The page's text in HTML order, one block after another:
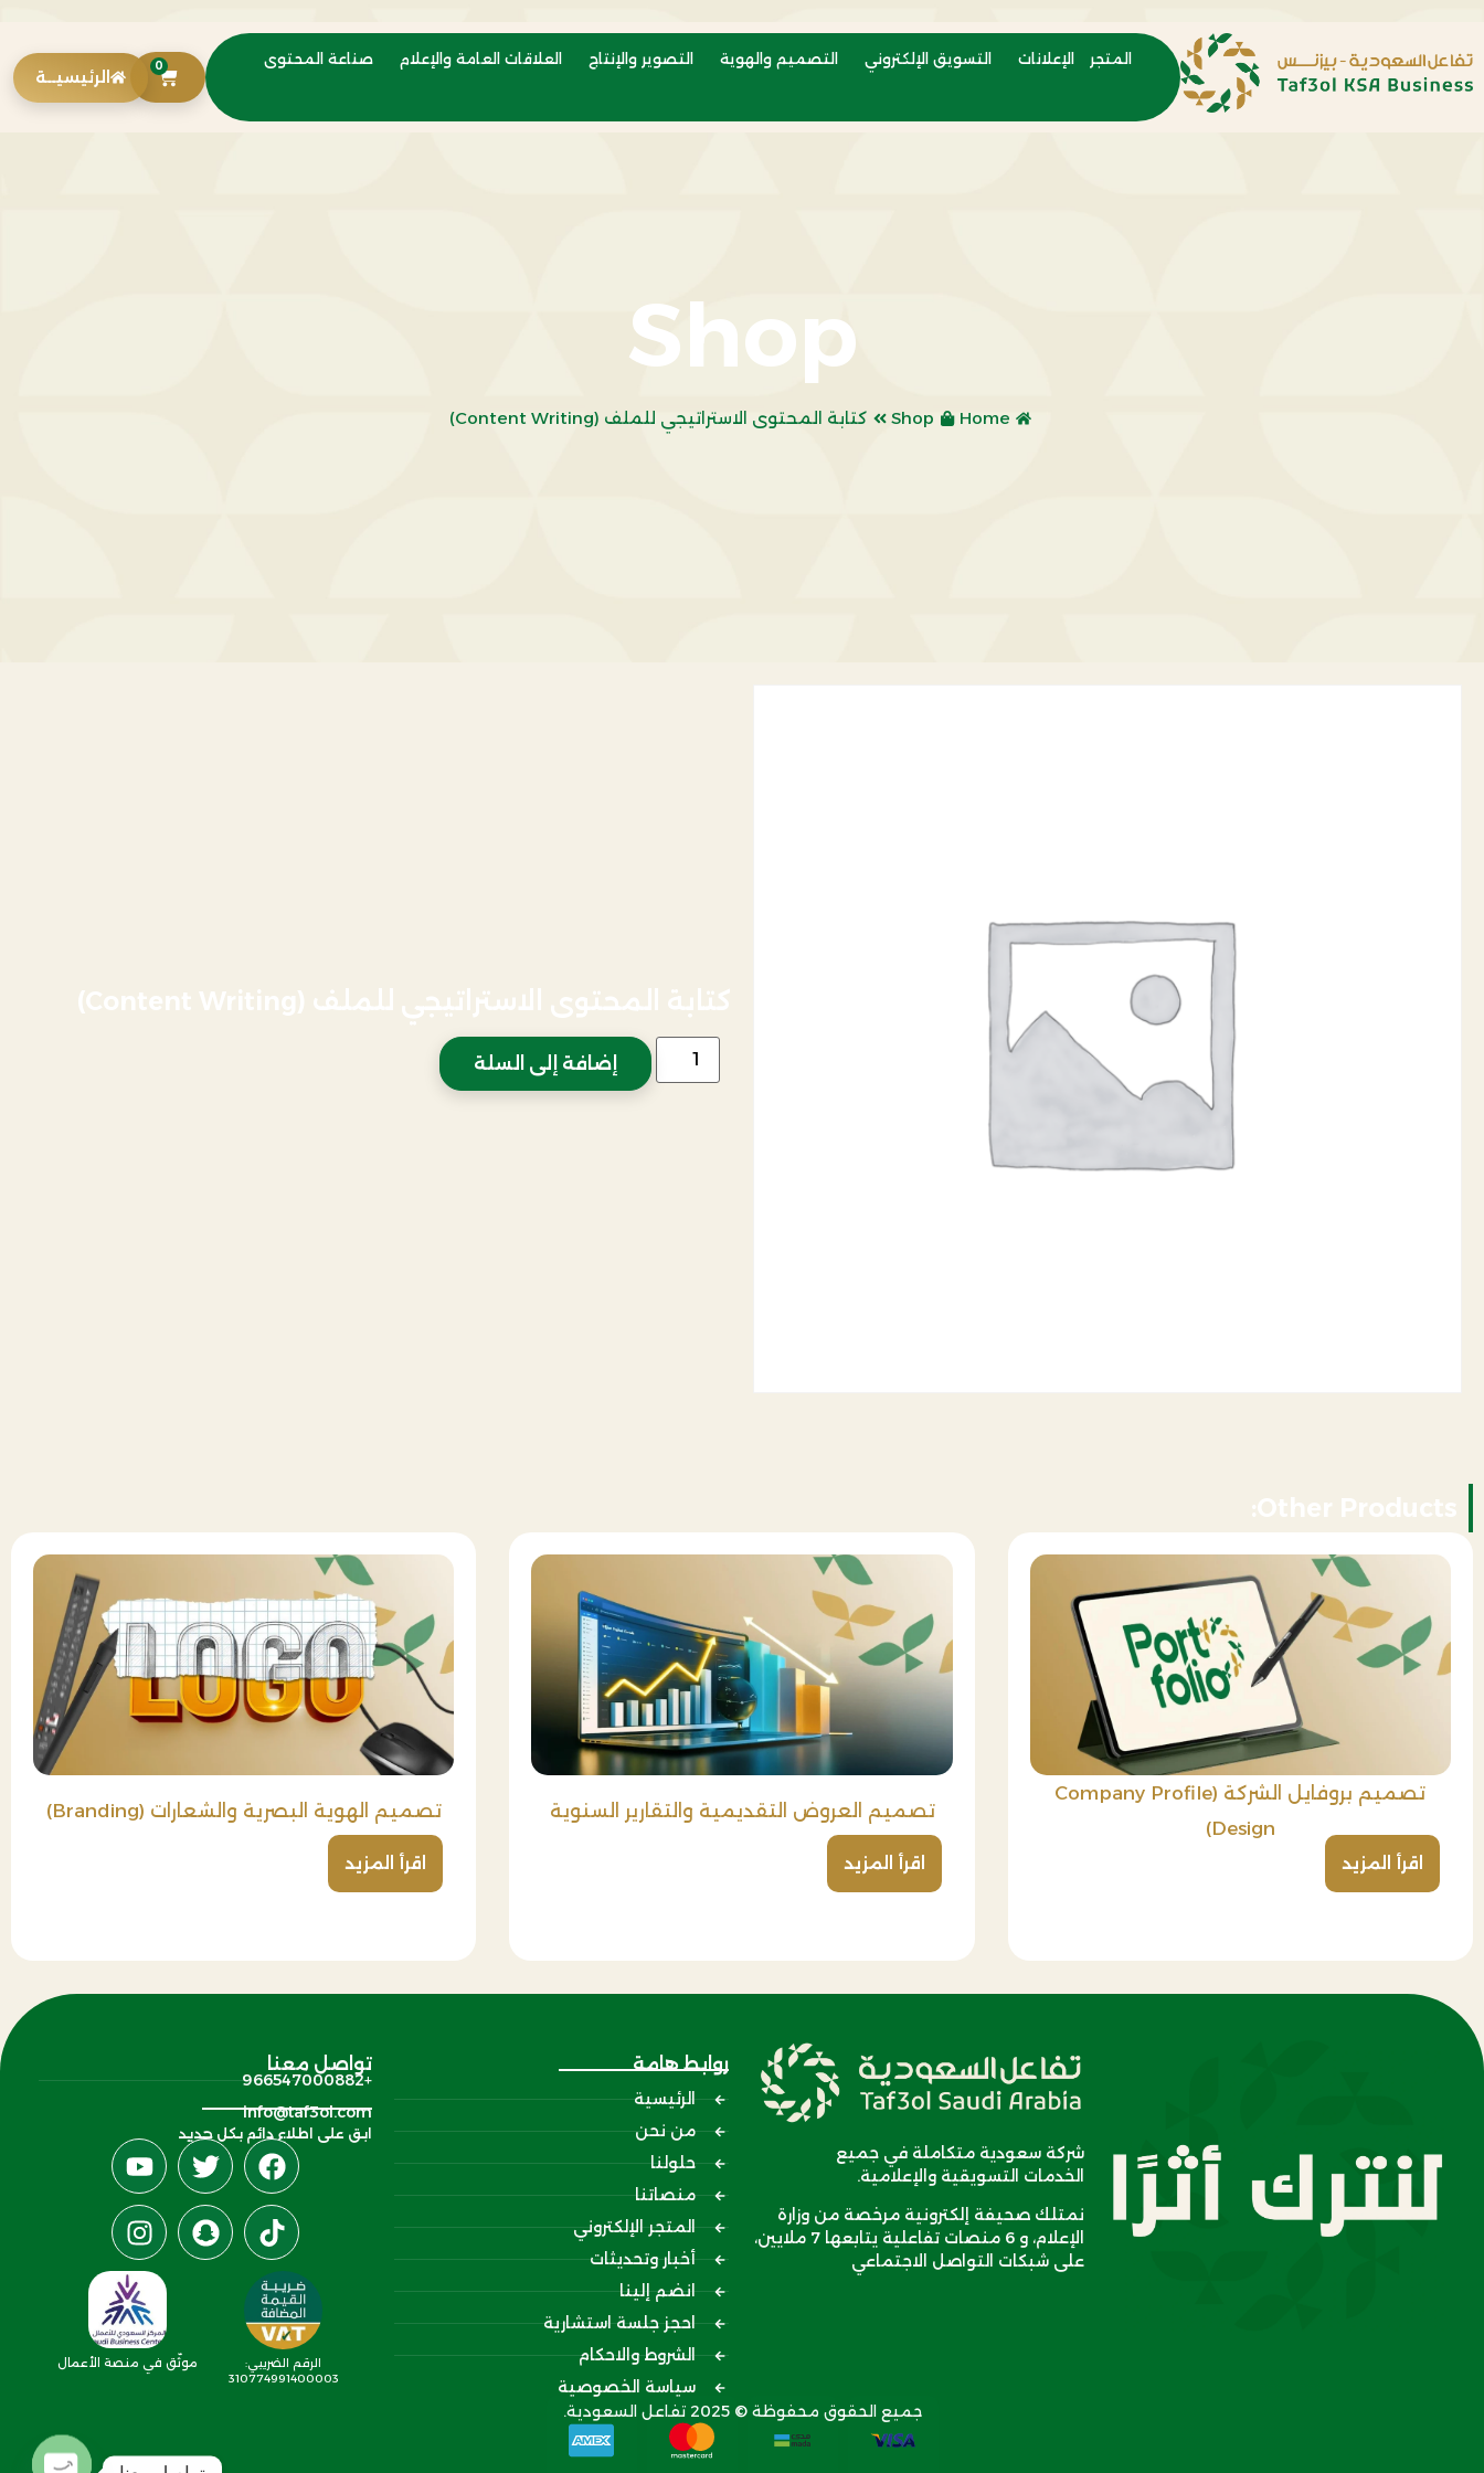
المتجر الإعلانات التسويق الإلكتروني التصميم والهوية التصوير والإنتاج العلاقات العامة والإعلام صناعة المحتوى 0
الرئيسيــة
Shop
Home
Shop كتابة المحتوى الاستراتيجي للملف (Content Writing)
كتابة المحتوى الاستراتيجي للملف (Content Writing)
إضافة إلى السلة
Other Products:
تصميم بروفايل الشركة (Company Profile
Design)
اقرأ المزيد
تصميم العروض التقديمية والتقارير السنوية
اقرأ المزيد
تصميم الهوية البصرية والشعارات (Branding)
اقرأ المزيد
تواصل معنا
+966547000882‬
info@taf3ol.com
ابق على اطلاع دائم بكل جديد
الرقم الضريبي:
310774991400003
موثّق في منصة الأعمال
روابط هامة
الرئيسية
من نحن
حلولنا
منصاتنا
المتجر الإلكتروني
أخبار وتحديثات
انضم إلينا
احجز جلسة استشارية
الشروط والاحكام
سياسة الخصوصية
شركة سعودية متكاملة في جميع
الخدمات التسويقية والإعلامية.
نمتلك صحيفة إلكترونية مرخصة من وزارة
الإعلام، و 6 منصات تفاعلية يتابعها 7 ملايين،
على شبكات التواصل الاجتماعي
جميع الحقوق محفوظة © 2025 تفاعل السعودية.